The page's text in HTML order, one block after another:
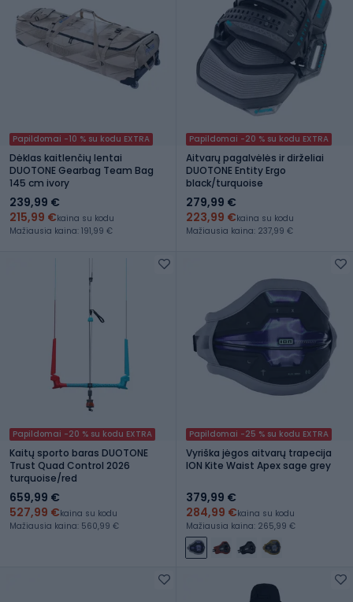
Papildomai -10 % su kodu EXTRA
Dėklas kaitlenčių lentai
DUOTONE Gearbag Team Bag
145 cm ivory
239,99 €
215,99 €kaina su kodu
Mažiausia kaina: 191,99 €
Papildomai -20 % su kodu EXTRA
Aitvarų pagalvėlės ir dirželiai
DUOTONE Entity Ergo
black/turquoise
279,99 €
223,99 €kaina su kodu
Mažiausia kaina: 237,99 €
Papildomai -20 % su kodu EXTRA
Kaitų sporto baras DUOTONE
Trust Quad Control 2026
turquoise/red
659,99 €
527,99 €kaina su kodu
Mažiausia kaina: 560,99 €
Papildomai -25 % su kodu EXTRA
Vyriška jėgos aitvarų trapecija
ION Kite Waist Apex sage grey
379,99 €
284,99 €kaina su kodu
Mažiausia kaina: 265,99 €